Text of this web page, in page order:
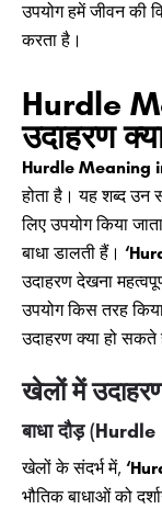
उपयोग हमें जीवन की
करता है।
Hurdle
उदाहरण
Hurdle Meaning
होता है। यह शब्द उन
लिए उपयोग किया
बाधा डालती हैं।
उदाहरण देखना
उपयोग किस तरह
उदाहरण क्या हो सकते
खेलों में
बाधा दौड़
खेलों के संदर्भ में,
भौतिक बाधाओं को